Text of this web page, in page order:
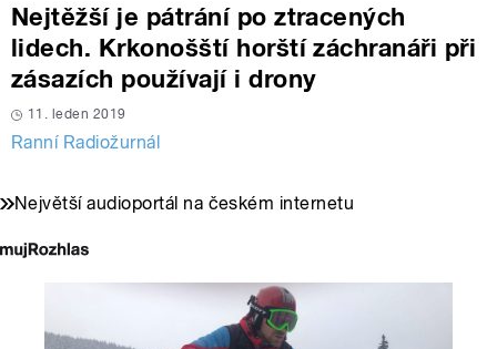
Nejtěžší je pátrání po ztracených
lidech. Krkonošští horští záchranáři při
zásazích používají i drony
11. leden 2019
Ranní Radiožurnál
Největší audioportál na českém internetu